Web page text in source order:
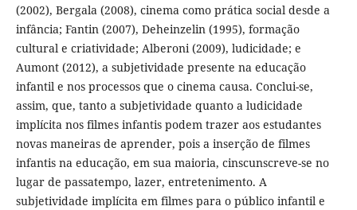
(2002), Bergala (2008), cinema como prática social desde a
infância; Fantin (2007), Deheinzelin (1995), formação
cultural e criatividade; Alberoni (2009), ludicidade; e
Aumont (2012), a subjetividade presente na educação
infantil e nos processos que o cinema causa. Conclui-se,
assim, que, tanto a subjetividade quanto a ludicidade
implícita nos filmes infantis podem trazer aos estudantes
novas maneiras de aprender, pois a inserção de filmes
infantis na educação, em sua maioria, cinscunscreve-se no
lugar de passatempo, lazer, entretenimento. A
subjetividade implícita em filmes para o público infantil e